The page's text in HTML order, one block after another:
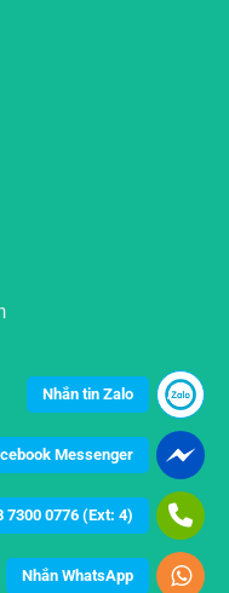
Nhắn tin Zalo
Messenger
7300 0776 (Ext: 4)
Nhắn WhatsApp